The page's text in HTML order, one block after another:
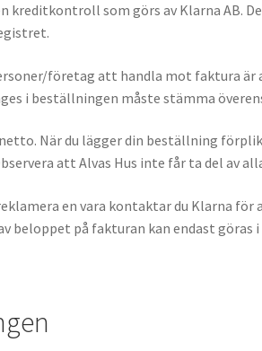
kreditkontroll som görs av Klarna AB.
företag att handla mot faktura
i beställningen måste stämma
När du lägger din beställning
att Alvas Hus inte får ta del av
en vara kontaktar du Klarna
beloppet på fakturan kan endast göras i